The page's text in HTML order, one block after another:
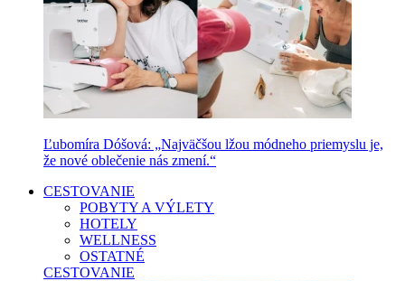
Ľubomíra Dóšová: „Najväčšou lžou módneho priemyslu je,
že nové oblečenie nás zmení.“
CESTOVANIE
POBYTY A VÝLETY
HOTELY
WELLNESS
OSTATNÉ
CESTOVANIE